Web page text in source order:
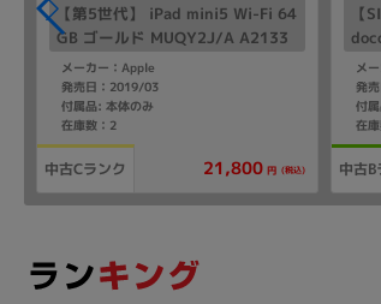
【第5世代】 iPad mini5 Wi-Fi 64
GB ゴールド MUQY2J/A A2133
メーカー：Apple
発売日：2019/03
付属品: 本体のみ
在庫数：2
中古Cランク 21,800 円 (税込)
【
r
23
メ
発
付
在
中古B